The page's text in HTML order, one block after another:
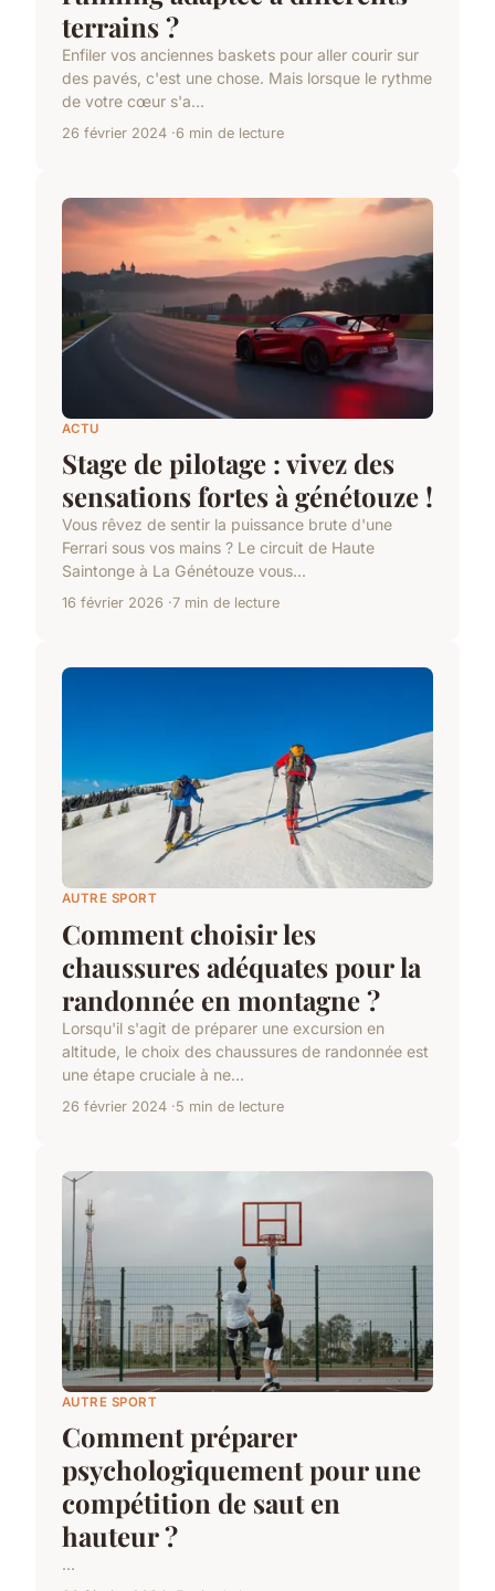
terrains ?
Enfiler vos anciennes baskets pour aller courir sur
des pavés, c'est une chose. Mais lorsque le rythme
de votre cœur s'a...
26 février 2024 6 min de lecture
ACTU
Stage de pilotage : vivez des
sensations fortes à génétouze !
Vous rêvez de sentir la puissance brute d'une
Ferrari sous vos mains ? Le circuit de Haute
Saintonge à La Génétouze vous...
16 février 2026 7 min de lecture
AUTRE SPORT
Comment choisir les
chaussures adéquates pour la
randonnée en montagne ?
Lorsqu'il s'agit de préparer une excursion en
altitude, le choix des chaussures de randonnée est
une étape cruciale à ne...
26 février 2024 5 min de lecture
AUTRE SPORT
Comment préparer
psychologiquement pour une
compétition de saut en
hauteur ?
...